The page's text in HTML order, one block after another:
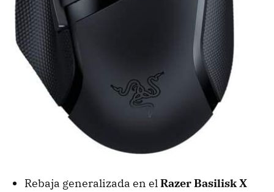
Rebaja generalizada en elRazer Basilisk X